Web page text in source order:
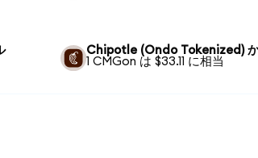
Chipotle (Ondo Tokenized)
1 CMGon は $33.11 に相当